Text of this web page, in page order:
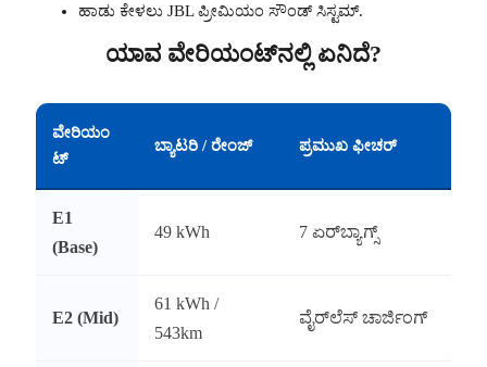
ಹಾಡು ಕೇಳಲು JBL ಪ್ರೀಮಿಯಂ ಸೌಂಡ್ ಸಿಸ್ಟಮ್.
ಯಾವ ವೇರಿಯಂಟ್‌ನಲ್ಲಿ ಏನಿದೆ?
ವೇರಿಯಂ
ಟ್
ಬ್ಯಾಟರಿ / ರೇಂಜ್ ಪ್ರಮುಖ ಫೀಚರ್
E1
(Base)
49 kWh 7 ಏರ್‌ಬ್ಯಾಗ್ಸ್
E2 (Mid)
61 kWh /
543km
ವೈರ್‌ಲೆಸ್ ಚಾರ್ಜಿಂಗ್